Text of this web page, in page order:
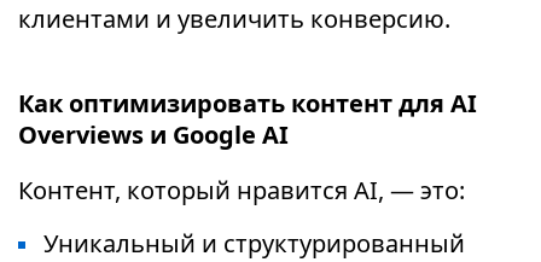
клиентами и увеличить конверсию.
Как оптимизировать контент для AI
Overviews и Google AI
Контент, который нравится AI, — это:
Уникальный и структурированный